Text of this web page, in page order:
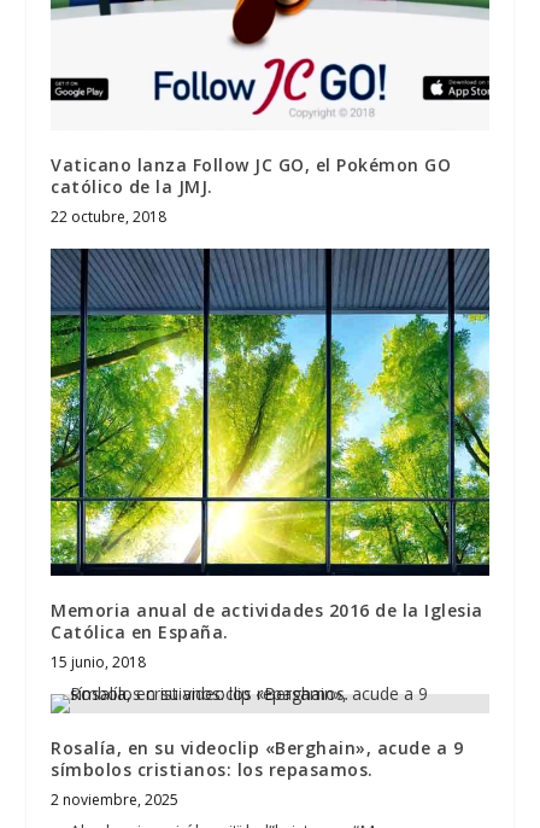
Vaticano lanza Follow JC GO, el Pokémon GO
católico de la JMJ.
22 octubre, 2018
Memoria anual de actividades 2016 de la Iglesia
Católica en España.
15 junio, 2018
Rosalía, en su videoclip «Berghain», acude a 9
símbolos cristianos: los repasamos.
2 noviembre, 2025